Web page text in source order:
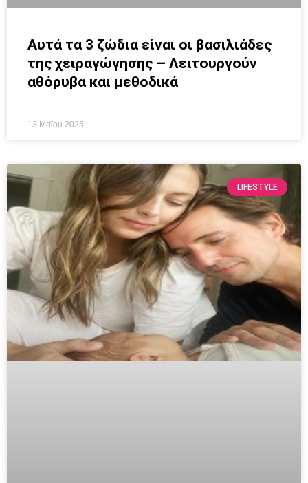
Αυτά τα 3 ζώδια είναι οι βασιλιάδες
της χειραγώγησης – Λειτουργούν
αθόρυβα και μεθοδικά
13 Μαΐου 2025
LIFESTYLE